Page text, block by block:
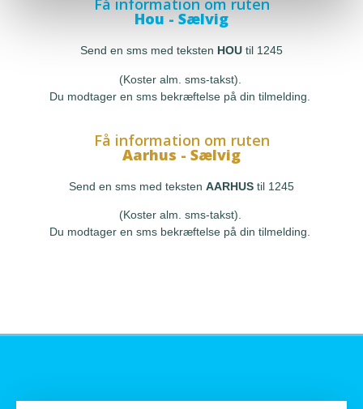
Få information om ruten
Hou - Sælvig
Send en sms med teksten HOU til 1245
(Koster alm. sms-takst).
Du modtager en sms bekræftelse på din tilmelding.
Få information om ruten
Aarhus - Sælvig
Send en sms med teksten AARHUS til 1245
(Koster alm. sms-takst).
Du modtager en sms bekræftelse på din tilmelding.